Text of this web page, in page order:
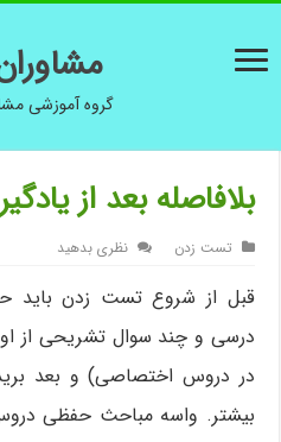
مشاوران
گروه آموزشی
بلافاصله بعد از
تست زدن نظری بدهید
قبل از شروع تست زدن باید
درسی و چند سوال تشریحی از
در دروس اختصاصی) و بعد
بیشتر. واسه مباحث حفظی